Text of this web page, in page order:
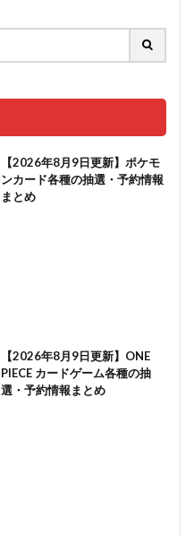
【2026年8月9日更新】ポケモ
ンカード各種の抽選・予約情報
まとめ
【2026年8月9日更新】ONE
PIECE カードゲーム各種の抽
選・予約情報まとめ